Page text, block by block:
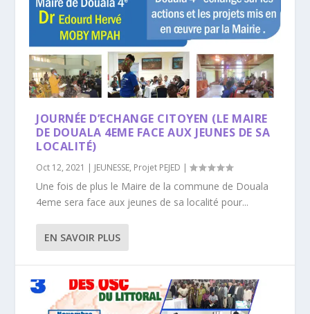
JOURNÉE D’ECHANGE CITOYEN (LE MAIRE
DE DOUALA 4EME FACE AUX JEUNES DE SA
LOCALITÉ)
Oct 12, 2021 | JEUNESSE, Projet PEJED |
Une fois de plus le Maire de la commune de Douala
4eme sera face aux jeunes de sa localité pour...
EN SAVOIR PLUS